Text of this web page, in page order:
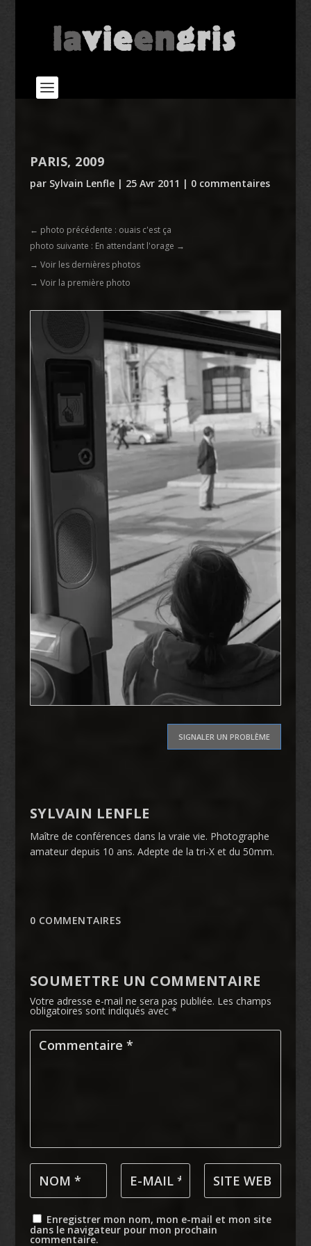
PARIS, 2009
par Sylvain Lenfle| 25 Avr 2011 | 0 commentaires
← photo précédente : ouais c'est ça
photo suivante : En attendant l'orage →
→ Voir les dernières photos
→ Voir la première photo
SIGNALER UN PROBLÈME
SYLVAIN LENFLE
Maître de conférences dans la vraie vie. Photographe
amateur depuis 10 ans. Adepte de la tri-X et du 50mm.
0 COMMENTAIRES
SOUMETTRE UN COMMENTAIRE
Votre adresse e-mail ne sera pas publiée. Les champs
obligatoires sont indiqués avec *
Enregistrer mon nom, mon e-mail et mon site
dans le navigateur pour mon prochain
commentaire.